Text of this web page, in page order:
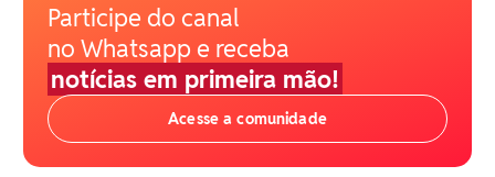
Participe do canal
no Whatsapp e receba
notícias em primeira mão!
Acesse a comunidade